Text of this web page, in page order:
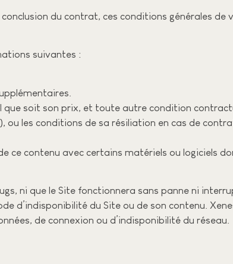
du contrat, ces conditions générales de
suivantes :
que soit son prix, et toute autre condition
ou les conditions de sa résiliation en cas de
ce contenu avec certains matériels ou logiciels
ni que le Site fonctionnera sans panne ni
d’indisponibilité du Site ou de son contenu.
de connexion ou d’indisponibilité du réseau.